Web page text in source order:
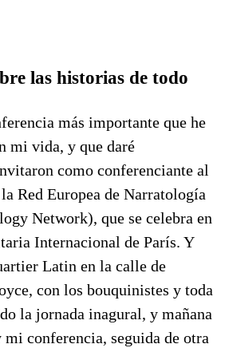
las historias de todo
más importante que he
mi vida, y que daré
como conferenciante al
Red Europea de Narratología
Network), que se celebra en
Internacional de París. Y
Latin en la calle de
con los bouquinistes y toda
la jornada inagural, y mañana
conferencia, seguida de otra